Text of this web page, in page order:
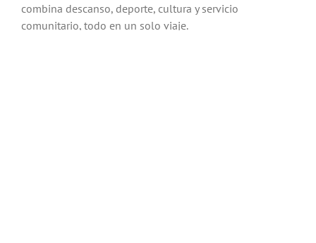
combina descanso, deporte, cultura y servicio
comunitario, todo en un solo viaje.